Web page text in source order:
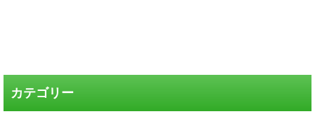
カテゴリー